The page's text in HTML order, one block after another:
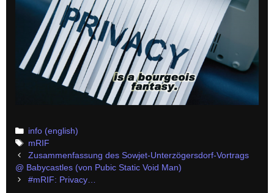
Categories
info (english)
Tags
mRIF
Post
navigation
Zusammenfassung des Sowjet-Unterzögersdorf-Vortrags
@ Babycastles (von Pubic Static Void Man)
#mRIF: Privacy…